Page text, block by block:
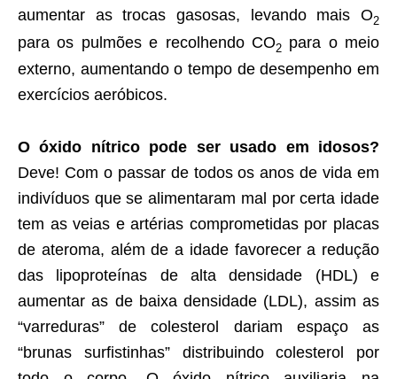
aumentar as trocas gasosas, levando mais O2
para os pulmões e recolhendo CO2para o meio
externo, aumentando o tempo de desempenho em
exercícios aeróbicos.
O óxido nítrico pode ser usado em idosos?
Deve! Com o passar de todos os anos de vida em
indivíduos que se alimentaram mal por certa idade
tem as veias e artérias comprometidas por placas
de ateroma, além de a idade favorecer a redução
das lipoproteínas de alta densidade (HDL) e
aumentar as de baixa densidade (LDL), assim as
“varreduras” de colesterol dariam espaço as
“brunas surfistinhas” distribuindo colesterol por